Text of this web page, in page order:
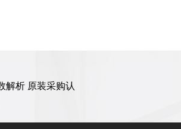
解析 原装采购认